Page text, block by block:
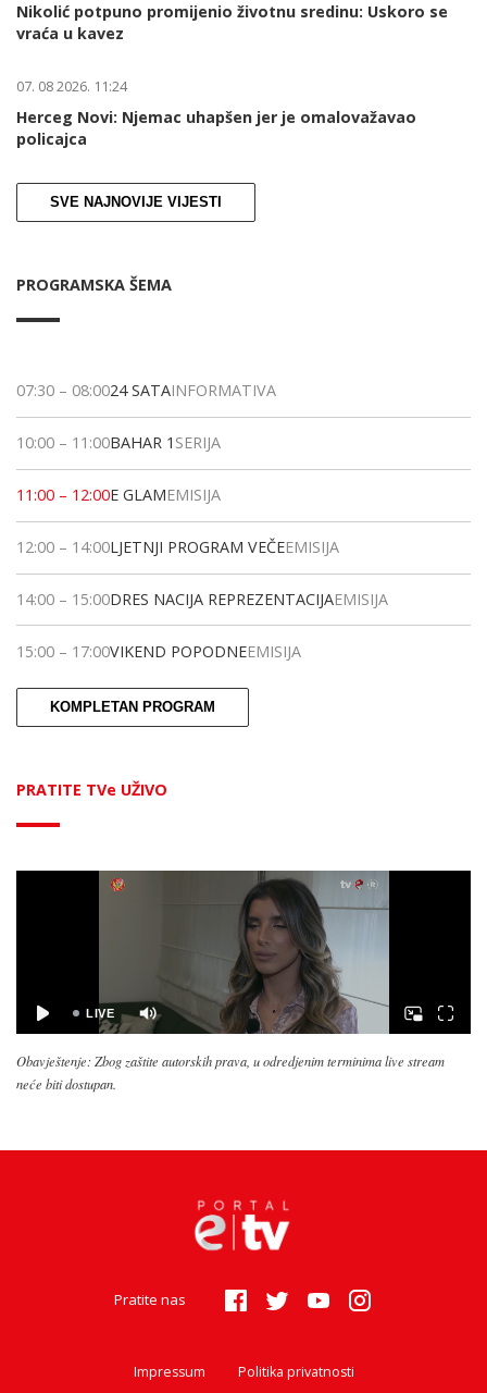
Nikolić potpuno promijenio životnu sredinu: Uskoro se
vraća u kavez
07. 08 2026. 11:24
Herceg Novi: Njemac uhapšen jer je omalovažavao
policajca
SVE NAJNOVIJE VIJESTI
PROGRAMSKA ŠEMA
07:30 – 08:0024 SATAINFORMATIVA
10:00 – 11:00BAHAR 1 SERIJA
11:00 – 12:00E GLAMEMISIJA
12:00 – 14:00LJETNJI PROGRAM VEČEEMISIJA
14:00 – 15:00DRES NACIJA REPREZENTACIJAEMISIJA
15:00 – 17:00VIKEND POPODNEEMISIJA
KOMPLETAN PROGRAM
PRATITE TVe UŽIVO
Obavještenje: Zbog zaštite autorskih prava, u odredjenim terminima live stream
neće biti dostupan.
Pratite nas
Impressum
Politika privatnosti